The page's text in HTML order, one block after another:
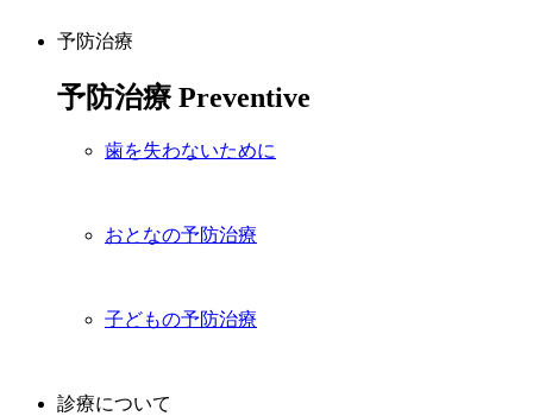
予防治療
予防治療 Preventive
歯を失わないために
おとなの予防治療
子どもの予防治療
診療について